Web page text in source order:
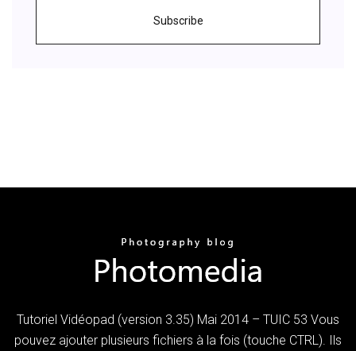
Subscribe
Tutoriel Vidéopad (version 3.35) Mai 2014 – TUIC 53 Vous
pouvez ajouter plusieurs fichiers à la fois (touche CTRL). Ils